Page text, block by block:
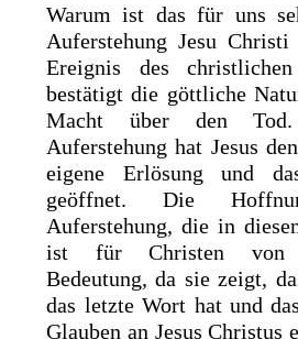
Warum ist das für uns
Auferstehung Jesu
Ereignis des
bestätigt die göttliche
Macht über den
Auferstehung hat Jesus
eigene Erlösung und
geöffnet. Die
Auferstehung, die in
ist für Christen von
Bedeutung, da sie zeigt,
das letzte Wort hat und
Glauben an Jesus Christus